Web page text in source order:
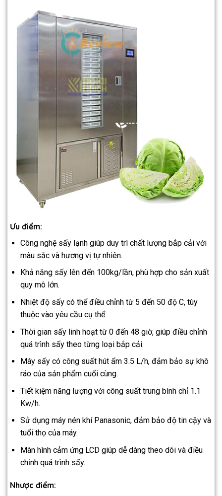
Ưu điểm:
Công nghệ sấy lạnh giúp duy trì chất lượng bắp cải với
màu sắc và hương vị tự nhiên.
Khả năng sấy lên đến 100kg/lần, phù hợp cho sản xuất
quy mô lớn.
Nhiệt độ sấy có thể điều chỉnh từ 5 đến 50 độ C, tùy
thuộc vào yêu cầu cụ thể.
Thời gian sấy linh hoạt từ 0 đến 48 giờ, giúp điều chỉnh
quá trình sấy theo từng loại bắp cải.
Máy sấy có công suất hút ẩm 3.5 L/h, đảm bảo sự khô
ráo của sản phẩm cuối cùng.
Tiết kiệm năng lượng với công suất trung bình chỉ 1.1
Kw/h.
Sử dụng máy nén khí Panasonic, đảm bảo độ tin cậy và
tuổi thọ của máy.
Màn hình cảm ứng LCD giúp dễ dàng theo dõi và điều
chỉnh quá trình sấy.
Nhược điểm: